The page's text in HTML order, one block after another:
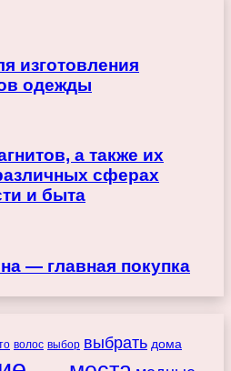
изготовления
одежды
а также их
сферах
и быта
— главная покупка
волос выбор выбрать дома